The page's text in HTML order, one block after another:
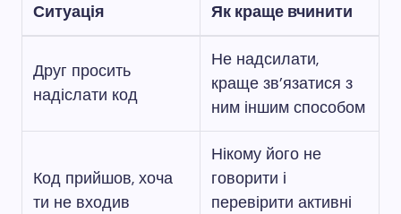
Ситуація Як краще вчинити
Друг просить
надіслати код
Не надсилати,
краще зв’язатися з
ним іншим способом
Код прийшов, хоча
ти не входив
Нікому його не
говорити і
перевірити активні